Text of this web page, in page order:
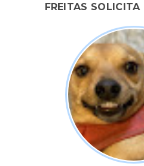
FREITAS SOLICITA